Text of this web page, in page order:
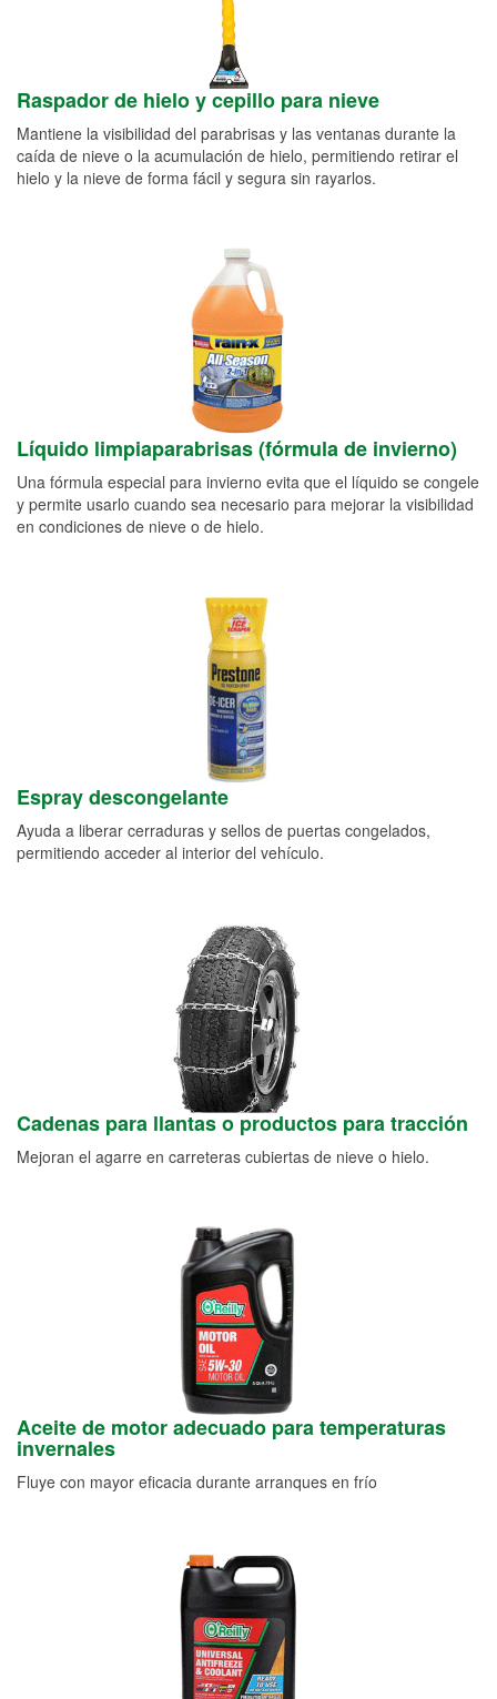
Raspador de hielo y cepillo para nieve
Mantiene la visibilidad del parabrisas y las ventanas durante la
caída de nieve o la acumulación de hielo, permitiendo retirar el
hielo y la nieve de forma fácil y segura sin rayarlos.
Líquido limpiaparabrisas (fórmula de invierno)
Una fórmula especial para invierno evita que el líquido se congele
y permite usarlo cuando sea necesario para mejorar la visibilidad
en condiciones de nieve o de hielo.
Espray descongelante
Ayuda a liberar cerraduras y sellos de puertas congelados,
permitiendo acceder al interior del vehículo.
Cadenas para llantas o productos para tracción
Mejoran el agarre en carreteras cubiertas de nieve o hielo.
Aceite de motor adecuado para temperaturas
invernales
Fluye con mayor eficacia durante arranques en frío